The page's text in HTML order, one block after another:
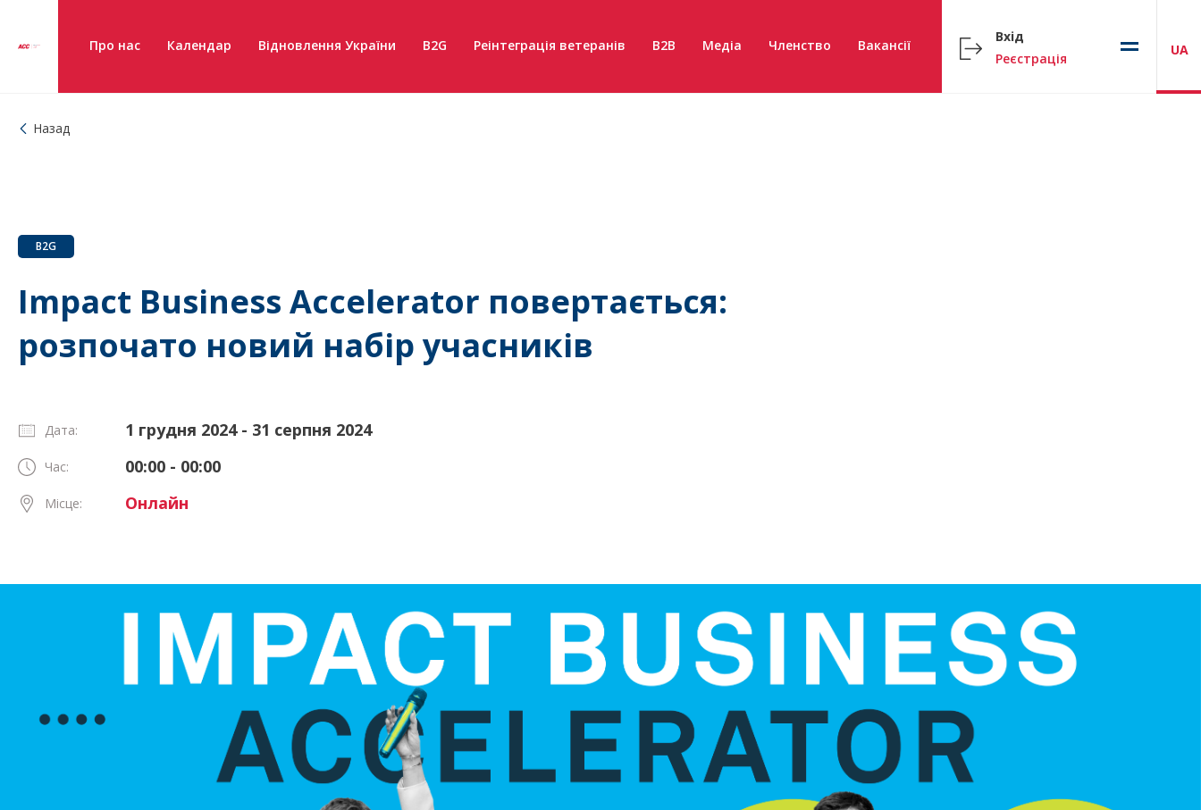
Про нас Календар Відновлення України B2G Реінтеграція ветеранів B2B Медіа Членство Вакансії
Вхід
Реєстрація
UA
Назад
B2G
Impact Business Accelerator повертається:
розпочато новий набір учасників
Дата: 1 грудня 2024 - 31 серпня 2024
Час: 00:00 - 00:00
Місце: Онлайн